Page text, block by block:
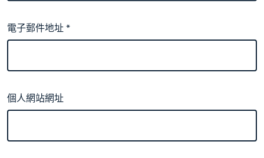
電子郵件地址*
個人網站網址